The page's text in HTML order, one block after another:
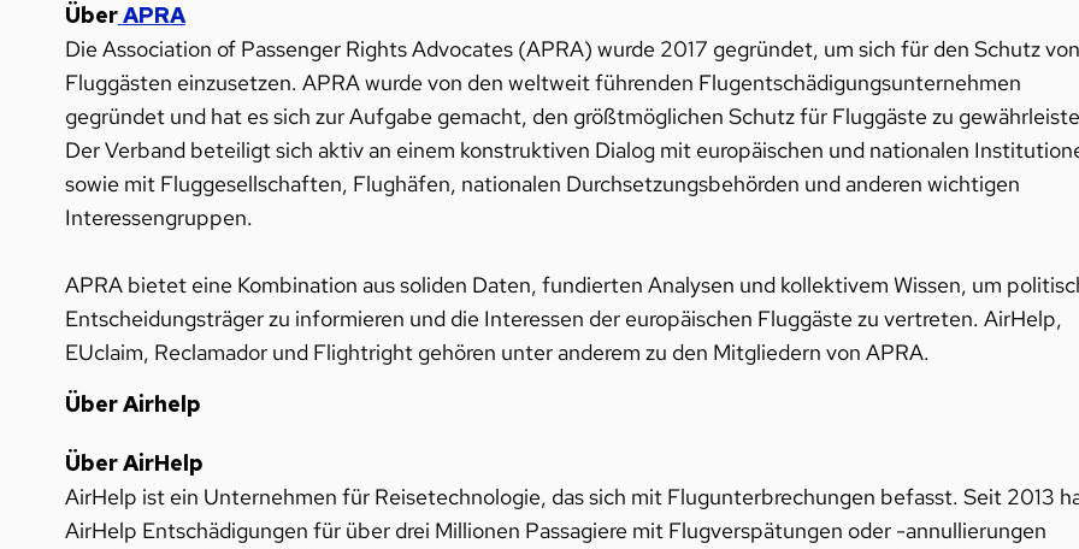
ÜberAPRA
Die Association of Passenger Rights Advocates (APRA) wurde 2017 gegründet, um sich für den Schutz von
Fluggästen einzusetzen. APRA wurde von den weltweit führenden Flugentschädigungsunternehmen
gegründet und hat es sich zur Aufgabe gemacht, den größtmöglichen Schutz für Fluggäste zu
Der Verband beteiligt sich aktiv an einem konstruktiven Dialog mit europäischen und nationalen
sowie mit Fluggesellschaften, Flughäfen, nationalen Durchsetzungsbehörden und anderen wichtigen
Interessengruppen.
APRA bietet eine Kombination aus soliden Daten, fundierten Analysen und kollektivem Wissen, um
Entscheidungsträger zu informieren und die Interessen der europäischen Fluggäste zu vertreten. AirHelp,
EUclaim, Reclamador und Flightright gehören unter anderem zu den Mitgliedern von APRA.
Über Airhelp
Über AirHelp
AirHelp ist ein Unternehmen für Reisetechnologie, das sich mit Flugunterbrechungen befasst. Seit 2013
AirHelp Entschädigungen für über drei Millionen Passagiere mit Flugverspätungen oder -annullierungen